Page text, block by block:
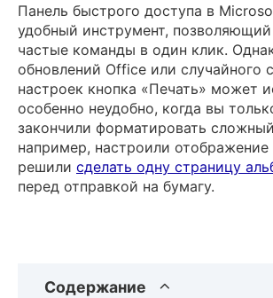
Панель быстрого доступа в
удобный инструмент, позволяющий
частые команды в один клик.
обновлений Office или случайного
настроек кнопка «Печать» может
особенно неудобно, когда вы
закончили форматировать
например, настроили отображение
решили сделать одну страницу
перед отправкой на бумагу.
Содержание